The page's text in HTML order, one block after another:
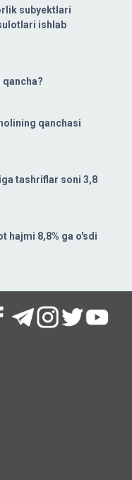
subyektlari
ishlab
qanchasi
tashriflar soni 3,8
hajmi 8,8% ga o'sdi